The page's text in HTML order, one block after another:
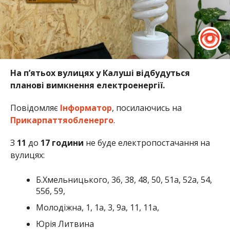
На пʼятьох вулицях у Калуші відбудуться
планові вимкнення електроенергії.
Повідомляє Інформатор, посилаючись на
Прикарпаттяобленерго.
З 11 до 17 години не буде електропостачання на
вулицях:
Б.Хмельницького, 36, 38, 48, 50, 51а, 52а, 54,
55б, 59,
Молодіжна, 1, 1а, 3, 9а, 11, 11а,
Юрія Литвина